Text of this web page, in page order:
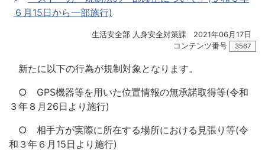
６月15日から一部施行)
生活安全部 人身安全対策課
2021年06月17日
コンテンツ番号
3567
新たに以下の行為が規制対象となります。
○ GPS機器等を用いた位置情報の無承諾取得等(令和
３年８月26日より施行)
○ 相手方が実際に所在する場所における見張り等(令
和３年６月15日より施行)